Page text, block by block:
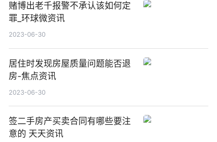
赌博出老千报警不承认该如何定
罪_环球微资讯
2023-06-30
居住时发现房屋质量问题能否退
房-焦点资讯
2023-06-30
签二手房产买卖合同有哪些要注
意的 天天资讯